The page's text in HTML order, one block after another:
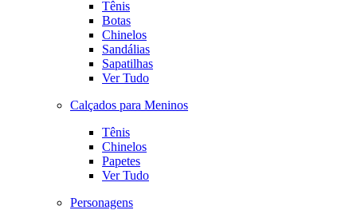
Tênis
Botas
Chinelos
Sandálias
Sapatilhas
Ver Tudo
Calçados para Meninos
Tênis
Chinelos
Papetes
Ver Tudo
Personagens